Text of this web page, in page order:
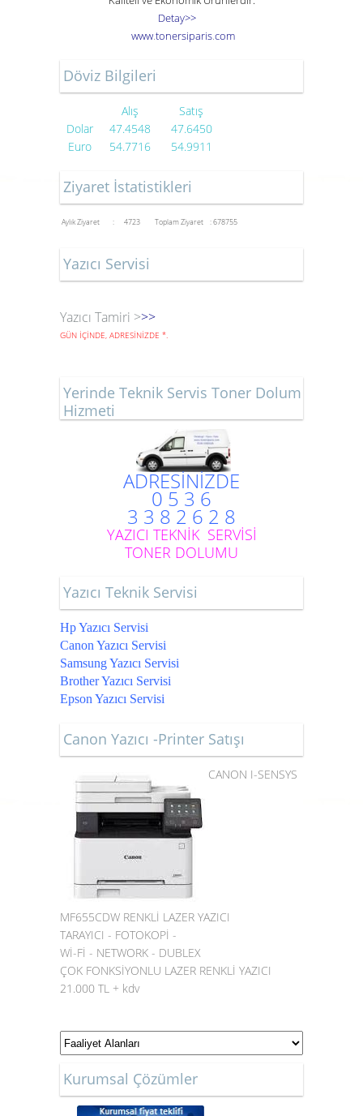
Detay>>
www.tonersiparis.com
Döviz Bilgileri
Alış
Satış
Dolar
47.4548
47.6450
Euro
54.7716 54.9911
Ziyaret İstatistikleri
Aylık Ziyaret : 4723 Toplam Ziyaret : 678755
Yazıcı Servisi
Yazıcı Tamiri >>>
GÜN İÇİNDE, ADRESİNİZDE *.
Yerinde Teknik Servis Toner Dolum
Hizmeti
ADRESİNİZDE
0 5 3 6
3 3 8 2 6 2 8
YAZICI TEKNİK SERVİSİ
TONER DOLUMU
Yazıcı Teknik Servisi
Hp Yazıcı Servisi
Canon Yazıcı Servisi
Samsung Yazıcı Servisi
Brother Yazıcı Servisi
Epson Yazıcı Servisi
Canon Yazıcı -Printer Satışı
CANON I-SENSYS
MF655CDW RENKLİ LAZER YAZICI
TARAYICI - FOTOKOPİ -
Wİ-Fİ - NETWORK - DUBLEX
ÇOK FONKSİYONLU LAZER RENKLİ YAZICI
21.000 TL + kdv
Kurumsal Çözümler